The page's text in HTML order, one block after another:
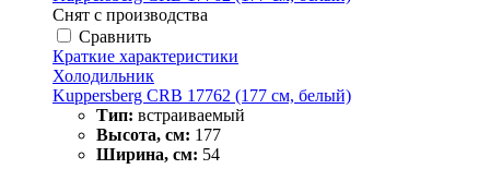
Снят с производства
Сравнить
Краткие характеристики
Холодильник
Kuppersberg CRB 17762 (177 см, белый)
Тип: встраиваемый
Высота, см: 177
Ширина, см: 54